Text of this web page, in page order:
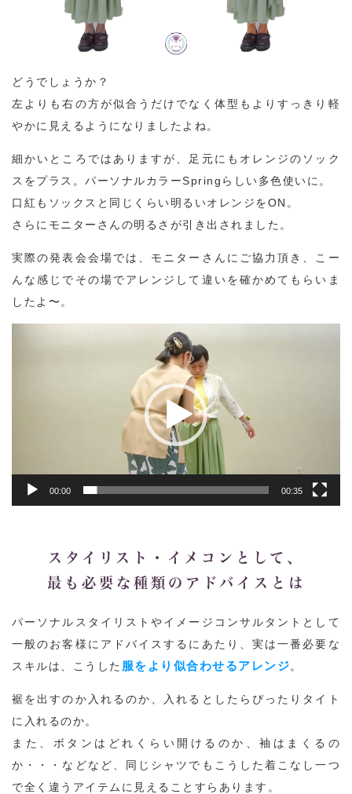
どうでしょうか？
左よりも右の方が似合うだけでなく体型もよりすっきり軽
やかに見えるようになりましたよね。
細かいところではありますが、足元にもオレンジのソック
スをプラス。パーソナルカラーSpringらしい多色使いに。
口紅もソックスと同じくらい明るいオレンジをON。
さらにモニターさんの明るさが引き出されました。
実際の発表会会場では、モニターさんにご協力頂き、こー
んな感じでその場でアレンジして違いを確かめてもらいま
したよ〜。
00:00 00:35
スタイリスト・イメコンとして、
最も必要な種類のアドバイスとは
パーソナルスタイリストやイメージコンサルタントとして
一般のお客様にアドバイスするにあたり、実は一番必要な
スキルは、こうした 服をより似合わせるアレンジ。
裾を出すのか入れるのか、入れるとしたらぴったりタイト
に入れるのか。
また、ボタンはどれくらい開けるのか、袖はまくるの
か・・・などなど、同じシャツでもこうした着こなし一つ
で全く違うアイテムに見えることすらあります。